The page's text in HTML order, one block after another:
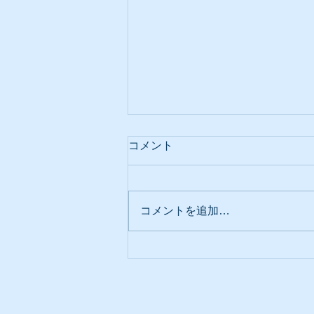
春の延命院ガーデン🌸
コメント
コメントを追加…